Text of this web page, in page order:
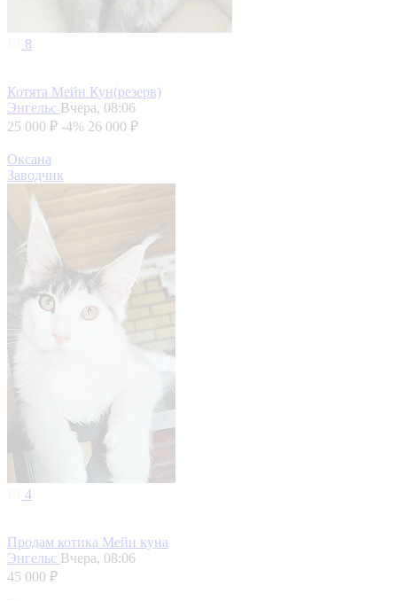
8
Котята Мейн Кун(резерв)
Энгельс Вчера, 08:06
25 000 ₽ -4% 26 000 ₽
Оксана
Заводчик
4
Продам котика Мейн куна
Энгельс Вчера, 08:06
45 000 ₽